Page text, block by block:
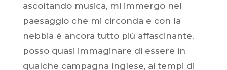
ascoltando musica, mi immergo nel
paesaggio che mi circonda e con la
nebbia è ancora tutto più affascinante,
posso quasi immaginare di essere in
qualche campagna inglese, ai tempi di